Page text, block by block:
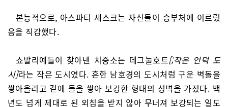
본능적으로, 아스파티 세스크는 자신들이 승부처에 이르렀
음을 직감했다.
쇼발리예들이 찾아낸 치중소는 데그눌호트[;작은 언덕 도
시]라는 작은 도시였다. 흔한 남호경의 도시처럼 구운 벽돌을
쌓아올리고 겉에 돌을 쌓아 보강한 형태의 성벽을 가졌다. 백
년도 넘게 제대로 된 외침을 받지 않아 무너져 보강되는 일도